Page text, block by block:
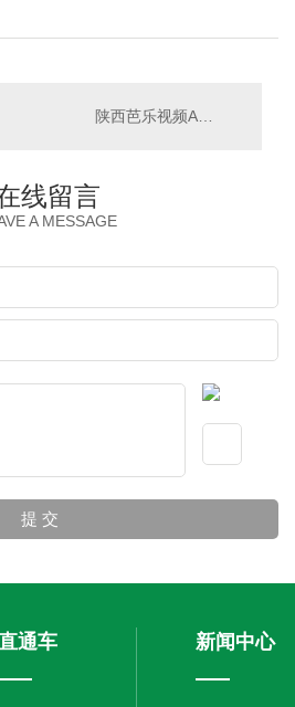
线留言
A MESSAGE
通车 新闻中心